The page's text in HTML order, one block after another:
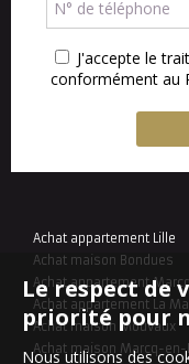
J'accepte le
conformément au
Achat appartement Lille
Achat maison Bondues
Achat appartement
Achat appartement La
Achat maison Mouvaux
Achat maison Marcq-en-
Le respect de
priorité pour
Nous utilisons des